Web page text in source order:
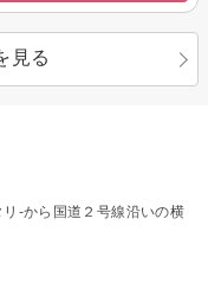
見る
-から国道２号線沿いの横
さん』のとなり